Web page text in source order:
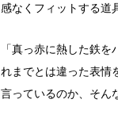
感なくフィットする道
「真っ赤に熱した鉄
れまでとは違った表情
言っているのか、そん